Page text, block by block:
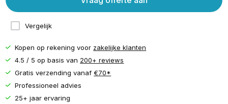
Vergelijk
Kopen op rekening voor zakelijke klanten
4.5 / 5 op basis van 200+ reviews
Gratis verzending vanaf€70*
Professioneel advies
25+ jaar ervaring